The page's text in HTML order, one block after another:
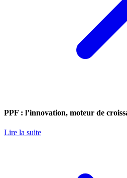
PPF : l’innovation, moteur de
Lire la suite